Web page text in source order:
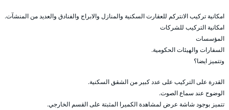
امكانية تركيب الانتركم للعقارت السكنية والمنازل والابراج والفنادق والعديد من المنشآت.
امكانية التركيب للشركات
المؤسسات
السفارات والهيئات الحكومية.
وتتميز ايضا؟
القدرة على التركيب على عدد كبير من الشقق السكنية.
الوضوح عند سماع الصوت.
تتميز بوجود شاشة عرض لمشاهدة الكميرا المثبتة على القسم الخارجي.